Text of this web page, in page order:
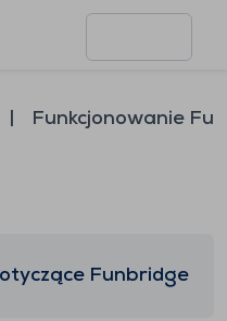
Funkcjonowanie
Funbridge